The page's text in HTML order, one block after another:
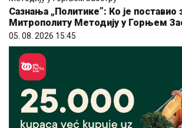
Сазнања „Политике”: Ко је поставио
Митрополиту Методију у Горњем
05. 08. 2026 15:45